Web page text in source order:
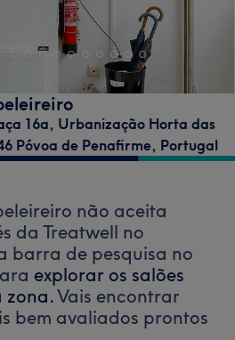
16a, Urbanização Horta das
Póvoa de Penafirme, Portugal
não aceita
da Treatwell no
barra de pesquisa no
explorar os salões
zona.Vais encontrar
bem avaliados prontos